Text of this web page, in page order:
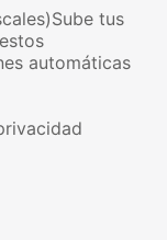
Sube tus
automáticas